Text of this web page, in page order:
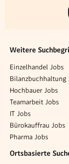
Weitere
Einzelhandel Jobs
Bilanzbuchhaltung
Hochbauer Jobs
Teamarbeit Jobs
IT Jobs
Bürokauffrau Jobs
Pharma Jobs
Ortsbasierte